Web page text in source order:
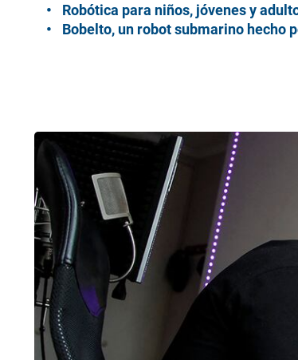
Robótica para niños, jóvenes y
Bobelto, un robot submarino hecho